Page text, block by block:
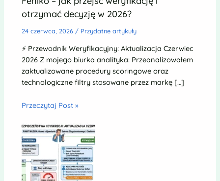
otrzymać decyzję w 2026?
24 czerwca, 2026 / Przydatne artykuły
⚡ Przewodnik Weryfikacyjny: Aktualizacja Czerwiec
2026 Z mojego biurka analityka: Przeanalizowałem
zaktualizowane procedury scoringowe oraz
technologiczne filtry stosowane przez markę […]
Przeczytaj Post »